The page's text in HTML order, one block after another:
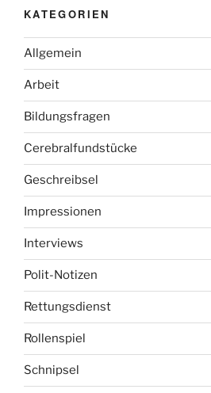
KATEGORIEN
Allgemein
Arbeit
Bildungsfragen
Cerebralfundstücke
Geschreibsel
Impressionen
Interviews
Polit-Notizen
Rettungsdienst
Rollenspiel
Schnipsel